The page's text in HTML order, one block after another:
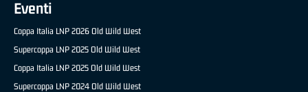
Eventi
Coppa Italia LNP 2026 Old Wild West
Supercoppa LNP 2025 Old Wild West
Coppa Italia LNP 2025 Old Wild West
Supercoppa LNP 2024 Old Wild West